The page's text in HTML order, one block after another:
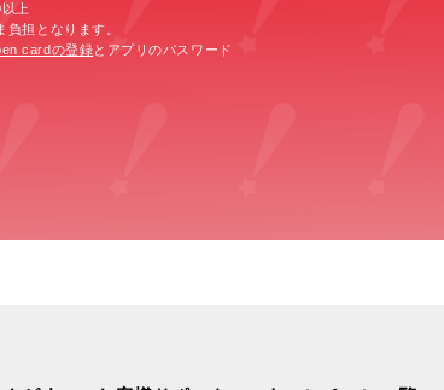
上
担となります。
cardの登録とアプリのパスワード